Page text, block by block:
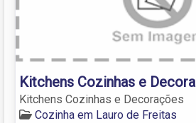
Kitchens Cozinhas e
Kitchens Cozinhas e Decorações
Cozinha em Lauro de Freitas